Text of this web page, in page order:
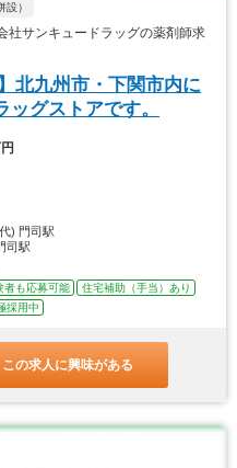
設）
サンキュードラッグの薬剤師求
北九州市・下関市内に
グストアです。
) 門司駅
司駅
者も応募可能
住宅補助（手当）あり
採用中
この求人に興味がある